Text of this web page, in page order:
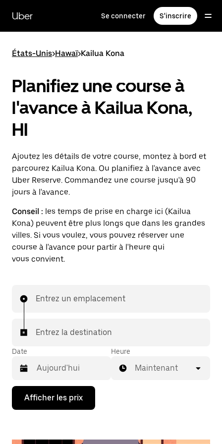
contenu
principal
Uber Se connecter S'inscrire
États-Unis>Hawaï>Kailua Kona
Planifiez une course à
l'avance à Kailua Kona,
HI
Ajoutez les détails de votre course, montez à bord et
parcourez Kailua Kona. Ou planifiez à l'avance avec
Uber Reserve. Commandez une course jusqu'à 90
jours à l'avance.
Conseil : les temps de prise en charge ici (Kailua
Kona) peuvent être plus longs que dans les grandes
villes. Si vous voulez, vous pouvez réserver une
course à l'avance pour partir à l'heure qui
vous convient.
Entrez un emplacement
Entrez la destination
Date
Appuyez
la
Heure
Maintenant
Afficher les prix